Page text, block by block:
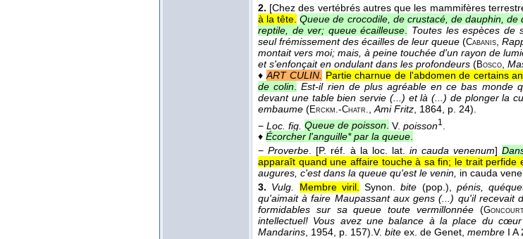
2. [Chez des vertébrés autres que les mammifères
à la tête. Queue de crocodile, de crustacé, de dauphin,
reptile, de ver; queue écailleuse
Toutes les espèces de
seul frémissement des écailles de leur queue (Cabanis ,
montait vers moi; mais, à peine touchée d'un rayon de
et s'enfonçait en ondulant dans les profondeurs (Bosco
♦ART CULIN. Partie charnue de l'abdomen de certains
de colin
Est-il rien de plus agréable en ce bas monde
devant une table bien servie (...) et là (...) de plonger la
embaume (Erckm. -Chatr. Ami Fritz , 1864 , p. 24).
− Loc. fig. Queue de poisson. V. poisson1
♦ Écorcher l'anguille* par la queue.
−Proverbe. [P. réf. à la loc. lat.in cauda venenum]
apparaît quand une affaire touche à sa fin; le trait perfide
augures, c'est dans la queue qu'est le venin, in cauda
3. Vulg. Membre viril. Synon.bite (pop.),pénis,
qu'aimait à faire Maupassant aux gens (...) qu'il recevait
formidables sur sa queue toute vermillonnée(
intellectuel! Vous avez une balance à la place du
Mandarins, 1954, p. 157).V. bite ex. de Genet, membre I A